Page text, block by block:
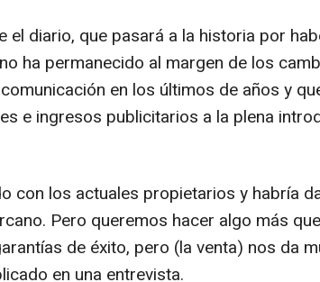
el diario, que pasará a la historia por
ha permanecido al margen de los
en los últimos de años y
e ingresos publicitarios a la plena
con los actuales propietarios y habría
Pero queremos hacer algo más que
de éxito, pero (la venta) nos da
en una entrevista.